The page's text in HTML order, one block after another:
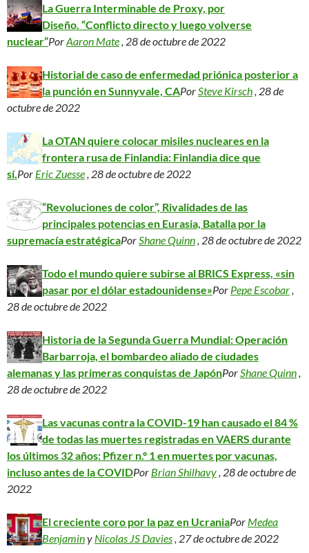
La Guerra Interminable de Proxy, por
Diseño. “Conflicto directo y luego volverse
nuclear”PorAaron Mate, 28 de octubre de 2022
Historial de caso de enfermedad priónica posterior a
la punción en Sunnyvale, CAPorSteve Kirsch, 28 de
octubre de 2022
La OTAN quiere colocar misiles nucleares en la
frontera rusa de Finlandia: Finlandia dice que
sí.Por Eric Zuesse, 28 de octubre de 2022
“Revoluciones de color”, Rivalidades de las
principales potencias en Eurasia, Batalla por la
supremacía estratégicaPorShane Quinn, 28 de octubre de 2022
Todo el mundo quiere subirse al BRICS Express, «sin
pasar por el dólar estadounidense»Por Pepe Escobar,
28 de octubre de 2022
Historia de la Segunda Guerra Mundial: Operación
Barbarroja, el bombardeo aliado de ciudades
alemanas y las primeras conquistas de JapónPorShane Quinn,
28 de octubre de 2022
Las vacunas contra la COVID-19 han causado el 84 %
de todas las muertes registradas en VAERS durante
los últimos 32 años: Pfizer n.º 1 en muertes por vacunas,
incluso antes de la COVIDPor Brian Shilhavy, 28 de octubre de
2022
El creciente coro por la paz en UcraniaPor Medea
Benjaminy Nicolas JS Davies, 27 de octubre de 2022